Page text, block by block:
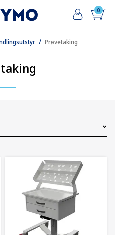
0
/ Prøvetaking